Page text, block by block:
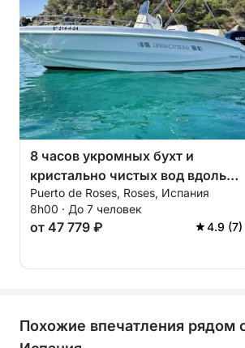
8 часов укромных бухт и
кристально чистых вод вдоль
дикого побережья Коста-Брава
Puerto de Roses, Roses, Испания
8h00 · До 7 человек
от 47 779 ₽ 4.9 (7)
Похожие впечатления рядом